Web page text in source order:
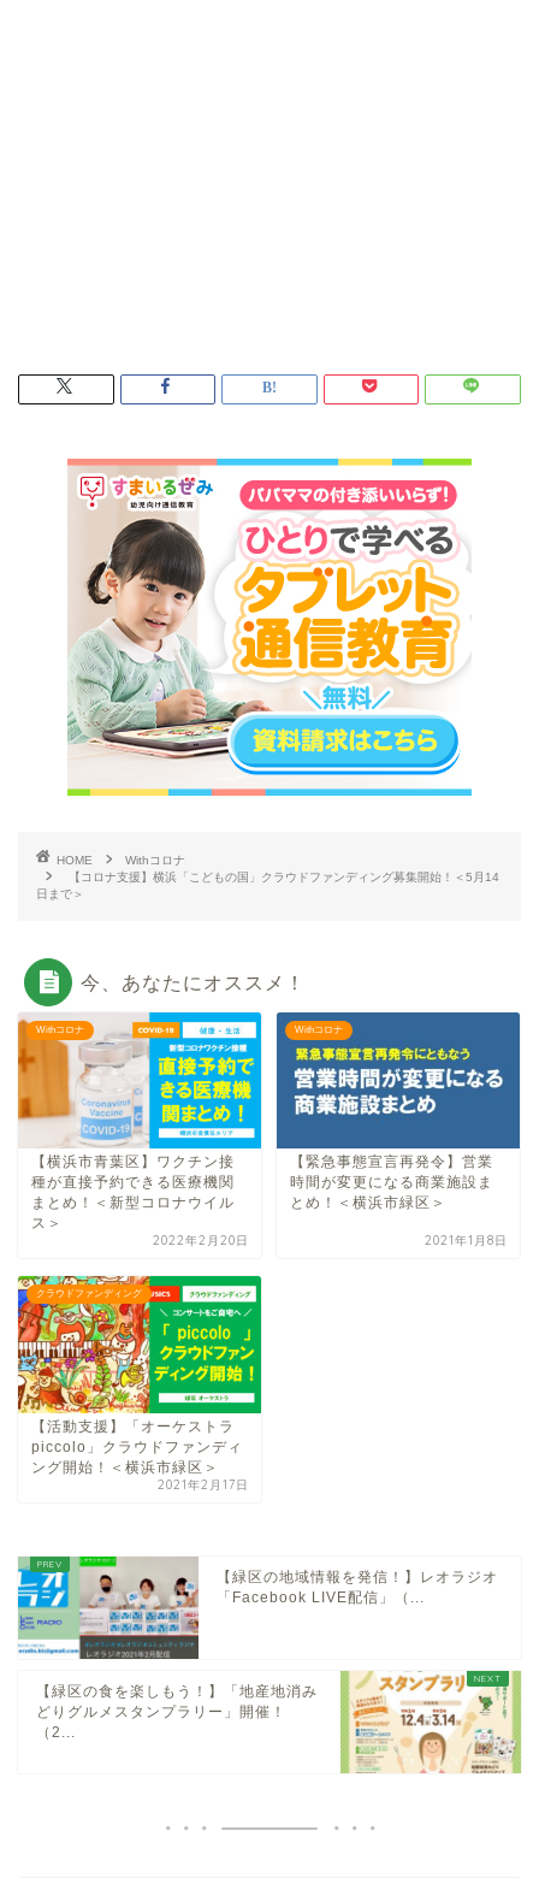
HOME
Withコロナ
【コロナ支援】横浜「こどもの国」クラウドファンディング募集開始！＜5月14
日まで＞
今、あなたにオススメ！
Withコロナ
【横浜市青葉区】ワクチン接
種が直接予約できる医療機関
まとめ！＜新型コロナウイル
ス＞
2022年2月20日
Withコロナ
【緊急事態宣言再発令】営業
時間が変更になる商業施設ま
とめ！＜横浜市緑区＞
2021年1月8日
クラウドファンディング
【活動支援】「オーケストラ
piccolo」クラウドファンディ
ング開始！＜横浜市緑区＞
2021年2月17日
【緑区の地域情報を発信！】レオラジオ
「Facebook LIVE配信」（...
【緑区の食を楽しもう！】「地産地消み
どりグルメスタンプラリー」開催！
（2...